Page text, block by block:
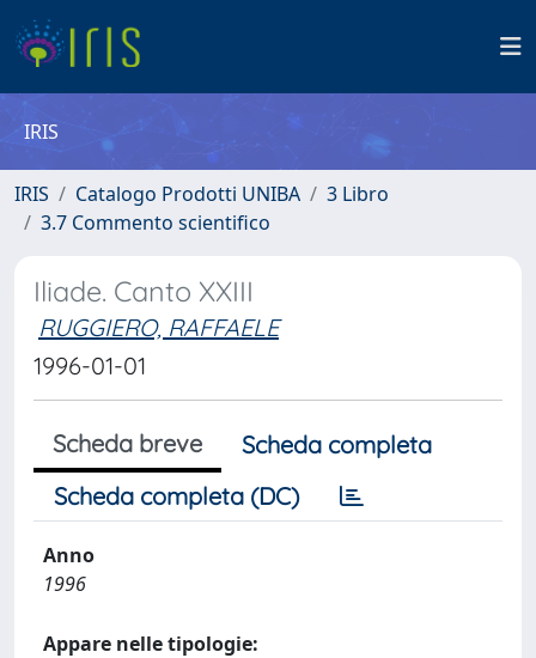
IRIS
IRIS Catalogo Prodotti UNIBA
3 Libro
3.7 Commento scientifico
Iliade. Canto XXIII
RUGGIERO, RAFFAELE
1996-01-01
Scheda breve
Scheda completa
Scheda completa (DC)
Anno
1996
Appare nelle tipologie: